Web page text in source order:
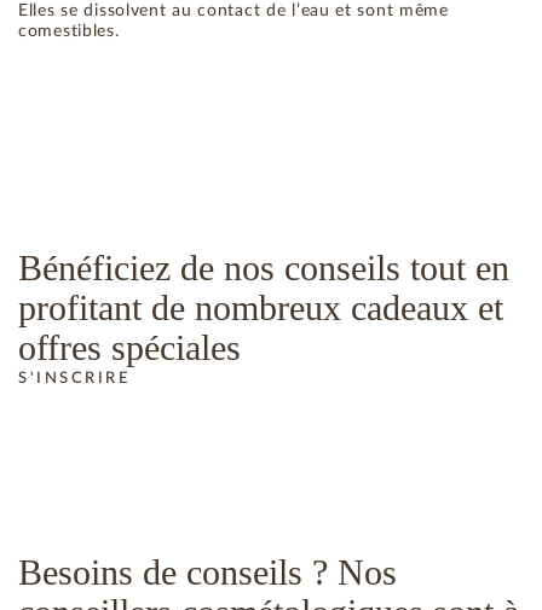
Elles se dissolvent au contact de l’eau et sont même
comestibles.
Bénéficiez de nos conseils tout en
profitant de nombreux cadeaux et
offres spéciales
S'INSCRIRE
Besoins de conseils ? Nos